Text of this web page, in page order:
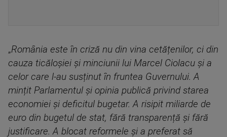
„România este în criză nu din vina cetățenilor, ci din
cauza ticăloșiei și minciunii lui Marcel Ciolacu și a
celor care l-au susținut în fruntea Guvernului. A
mințit Parlamentul și opinia publică privind starea
economiei și deficitul bugetar. A risipit miliarde de
euro din bugetul de stat, fără transparență și fără
justificare. A blocat reformele și a preferat să